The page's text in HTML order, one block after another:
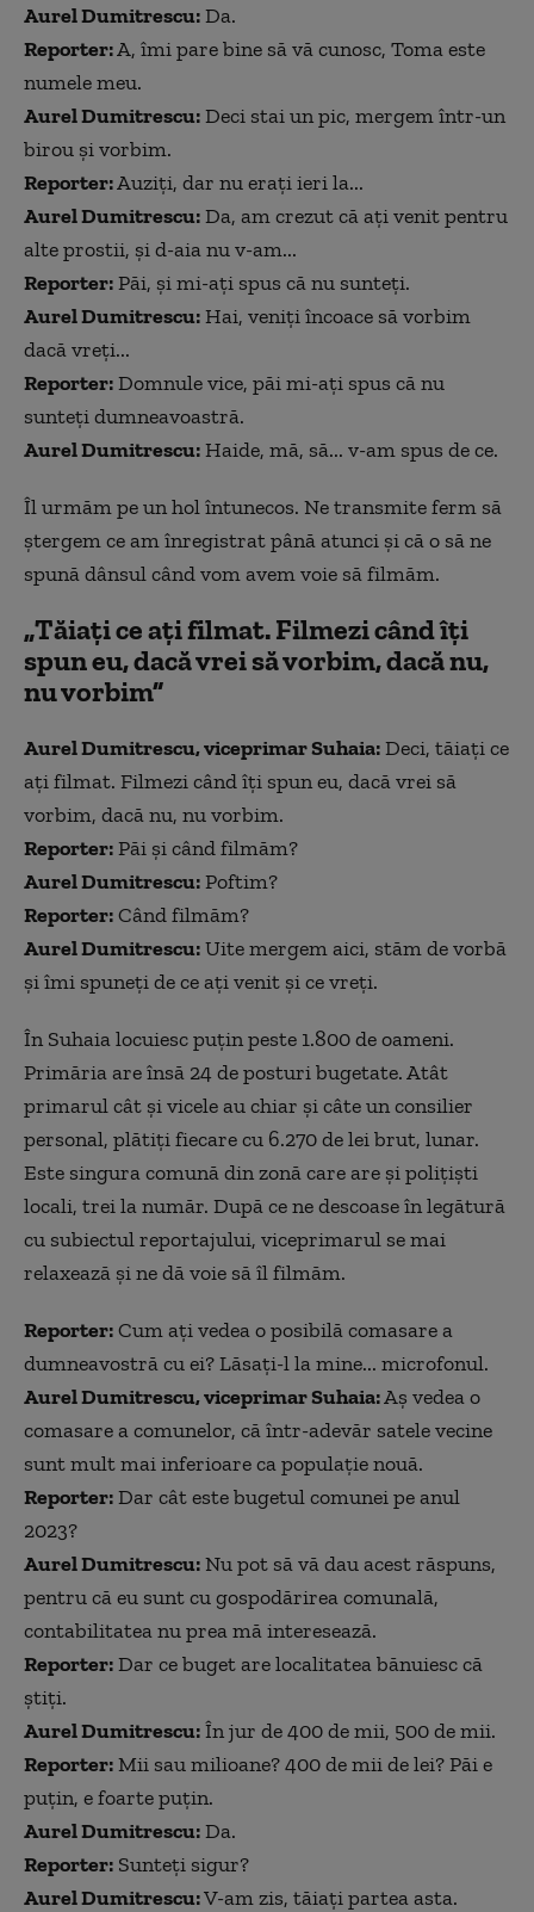
Aurel Dumitrescu:Da.
Reporter:A, îmi pare bine să vă cunosc, Toma este
numele meu.
Aurel Dumitrescu:Deci stai un pic, mergem într-un
birou și vorbim.
Reporter:Auziți, dar nu erați ieri la...
Aurel Dumitrescu:Da, am crezut că ați venit pentru
alte prostii, și d-aia nu v-am...
Reporter:Păi, și mi-ați spus că nu sunteți.
Aurel Dumitrescu:Hai, veniți încoace să vorbim
dacă vreți...
Reporter:Domnule vice, păi mi-ați spus că nu
sunteți dumneavoastră.
Aurel Dumitrescu:Haide, mă, să... v-am spus de ce.
Îl urmăm pe un hol întunecos. Ne transmite ferm să
ștergem ce am înregistrat până atunci și că o să ne
spună dânsul când vom avem voie să filmăm.
„Tăiați ce ați filmat. Filmezi când îți
spun eu, dacă vrei să vorbim, dacă nu,
nu vorbim”
Aurel Dumitrescu, viceprimar Suhaia:Deci, tăiați ce
ați filmat. Filmezi când îți spun eu, dacă vrei să
vorbim, dacă nu, nu vorbim.
Reporter:Păi și când filmăm?
Aurel Dumitrescu:Poftim?
Reporter:Când filmăm?
Aurel Dumitrescu:Uite mergem aici, stăm de vorbă
și îmi spuneți de ce ați venit și ce vreți.
În Suhaia locuiesc puțin peste 1.800 de oameni.
Primăria are însă 24 de posturi bugetate. Atât
primarul cât și vicele au chiar și câte un consilier
personal, plătiți fiecare cu 6.270 de lei brut, lunar.
Este singura comună din zonă care are și polițiști
locali, trei la număr. După ce ne descoase în legătură
cu subiectul reportajului, viceprimarul se mai
relaxează și ne dă voie să îl filmăm.
Reporter:Cum ați vedea o posibilă comasare a
dumneavostră cu ei? Lăsați-l la mine... microfonul.
Aurel Dumitrescu, viceprimar Suhaia:Aș vedea o
comasare a comunelor, că într-adevăr satele vecine
sunt mult mai inferioare ca populație nouă.
Reporter:Dar cât este bugetul comunei pe anul
2023?
Aurel Dumitrescu:Nu pot să vă dau acest răspuns,
pentru că eu sunt cu gospodărirea comunală,
contabilitatea nu prea mă interesează.
Reporter:Dar ce buget are localitatea bănuiesc că
știți.
Aurel Dumitrescu:În jur de 400 de mii, 500 de mii.
Reporter:Mii sau milioane? 400 de mii de lei? Păi e
puțin, e foarte puțin.
Aurel Dumitrescu:Da.
Reporter: Sunteți sigur?
Aurel Dumitrescu:V-am zis, tăiați partea asta.